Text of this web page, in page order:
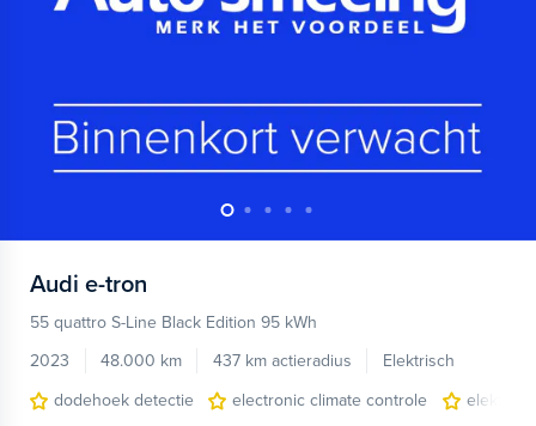
Audi e-tron
55 quattro S-Line Black Edition 95 kWh
2023
48.000 km 437 km actieradius
Elektrisch
dodehoek detectie
electronic climate controle